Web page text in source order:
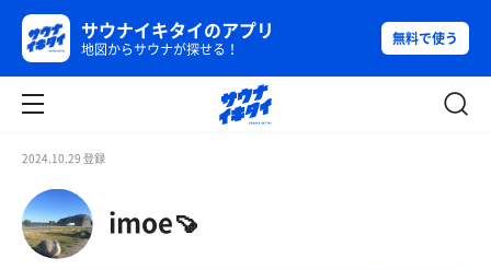
サウナイキタイのアプリ
地図からサウナが探せる！
無料で使う
2024.10.29 登録
imoe🍠